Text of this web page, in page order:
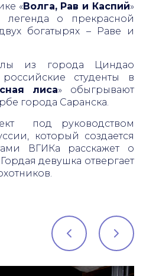
«Волга, Рав и Каспий»
легенда о прекрасной
богатырях – Раве и
из города Циндао
студенты в
лиса» обыгрывают
города Саранска.
под руководством
который создается
ВГИКа расскажет о
девушка отвергает